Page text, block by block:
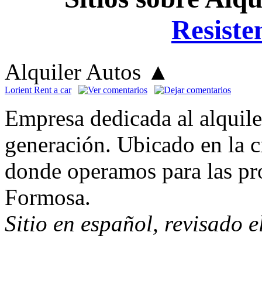
Alquiler Autos ▲
Lorient Rent a car
Empresa dedicada al
generación. Ubicado en la
donde operamos para las
Formosa.
Sitio en español, revisado